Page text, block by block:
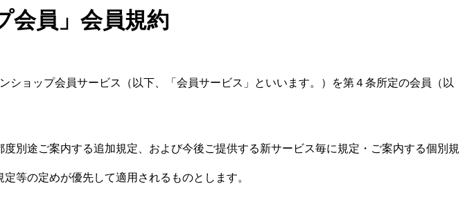
会員」会員規約
ョップ会員サービス（以下、「会員サービス」といいます。）を第４条所定の会員（以
別途ご案内する追加規定、および今後ご提供する新サービス毎に規定・ご案内する個別規
等の定めが優先して適用されるものとします。